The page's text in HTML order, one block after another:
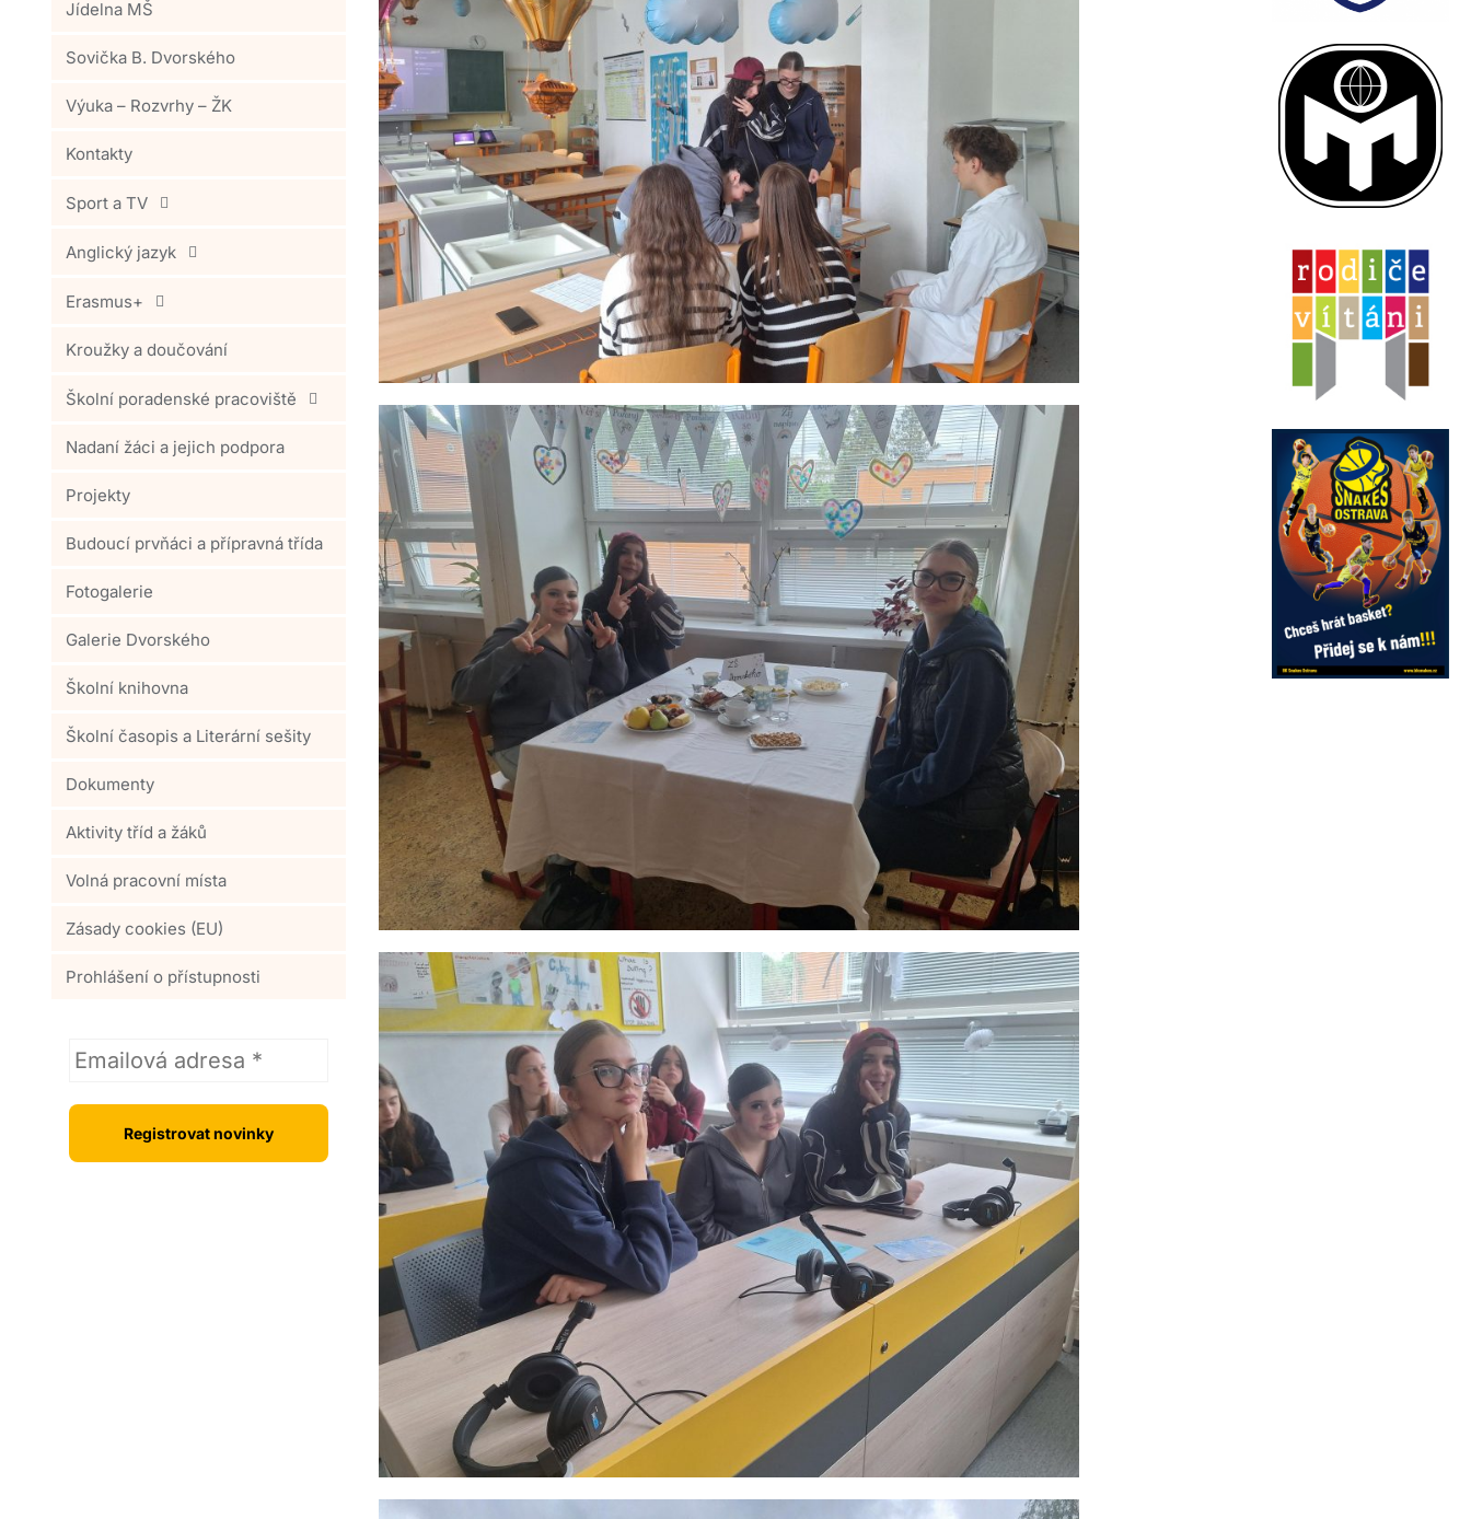
Jídelna MŠ
Sovička B. Dvorského
Výuka – Rozvrhy – ŽK
Kontakty
Sport a TV
Anglický jazyk
Erasmus+
Kroužky a doučování
Školní poradenské pracoviště
Nadaní žáci a jejich podpora
Projekty
Budoucí prvňáci a přípravná třída
Fotogalerie
Galerie Dvorského
Školní knihovna
Školní časopis a Literární sešity
Dokumenty
Aktivity tříd a žáků
Volná pracovní místa
Zásady cookies (EU)
Prohlášení o přístupnosti